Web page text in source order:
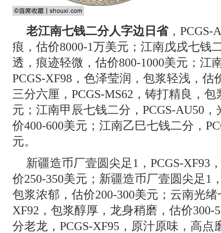
老江南七钱二分人字边日省，PCGS-
痕，估价8000-1万美元；江南戊戌七钱
透，痕迹轻微，估价800-1000美元；江
PCGS-XF98，色泽莹润，包浆轻浅，估
三分六厘，PCGS-MS62，铸打精良，
元；江南甲辰七钱二分，PCGS-AU50
价400-600美元；江南乙巳七钱二分，
元。
新疆造币厂壹圆尖足1，PCGS-XF93
价250-350美元；新疆造币厂壹圆尖足1
包浆浓郁，估价200-300美元；云南光
XF92，包浆醇厚，龙身稍磨，估价300-
分老龙，PCGS-XF95，原汁原味，高点